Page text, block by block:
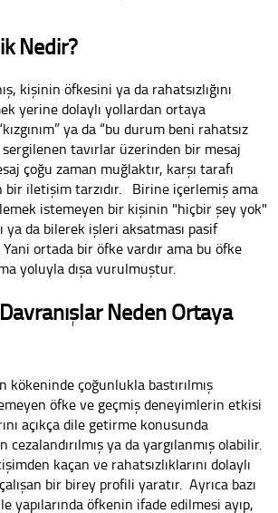
Nedir?
kişinin öfkesini ya da rahatsızlığını
yerine dolaylı yollardan ortaya
ya da “bu durum beni rahatsız
tavırlar üzerinden bir mesaj
çoğu zaman muğlaktır, karşı tarafı
bir iletişim tarzıdır. Birine içerlemiş ama
istemeyen bir kişinin "hiçbir şey yok"
ya da bilerek işleri aksatması pasif
ortada bir öfke vardır ama bu öfke
yoluyla dışa vurulmuştur.
Neden Ortaya
çoğunlukla bastırılmış
öfke ve geçmiş deneyimlerin etkisi
açıkça dile getirme konusunda
ya da yargılanmış olabilir.
kaçan ve rahatsızlıklarını dolaylı
bir birey profili yaratır. Ayrıca bazı
yapılarında öfkenin ifade edilmesi ayıp,